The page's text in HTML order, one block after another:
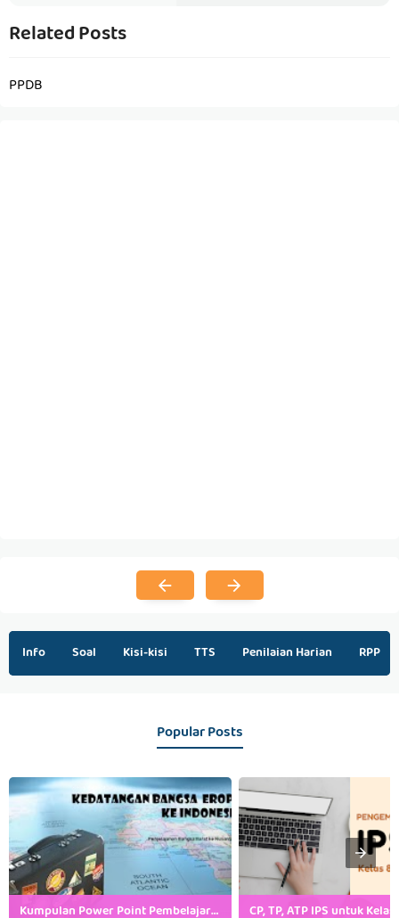
Related Posts
PPDB
Info Soal Kisi-kisi TTS Penilaian Harian RPP
Popular Posts
Kumpulan Power Point Pembelajaran IPS SMP Kelas 7, 8 dan 9